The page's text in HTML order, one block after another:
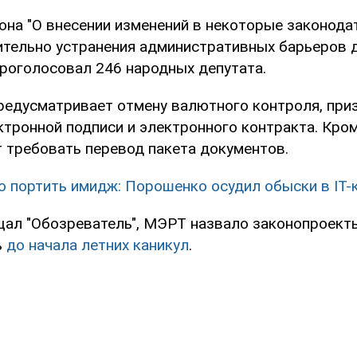
"О внесении изменений в некоторые
устранения административных барьеров
246 народных депутата.
отмену валютного контроля,
подписи и электронного контракта.
перевод пакета документов.
портить имидж: Порошенко осудил обыски в IT-
"Обозреватель", МЭРТ назвало
до начала летних каникул.